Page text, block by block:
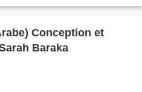
Conception et
Baraka